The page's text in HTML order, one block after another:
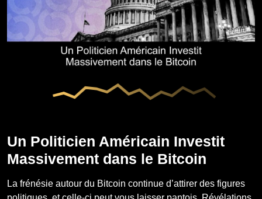
Un Politicien Américain Investit
Massivement dans le Bitcoin
La frénésie autour du Bitcoin continue d’attirer des figures